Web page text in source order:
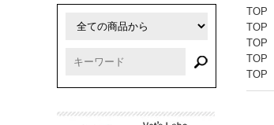
TOP
TOP
TOP
TOP
TOP